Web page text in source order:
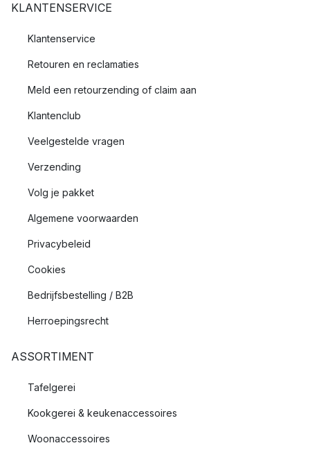
KLANTENSERVICE
Klantenservice
Retouren en reclamaties
Meld een retourzending of claim aan
Klantenclub
Veelgestelde vragen
Verzending
Volg je pakket
Algemene voorwaarden
Privacybeleid
Cookies
Bedrijfsbestelling / B2B
Herroepingsrecht
ASSORTIMENT
Tafelgerei
Kookgerei & keukenaccessoires
Woonaccessoires